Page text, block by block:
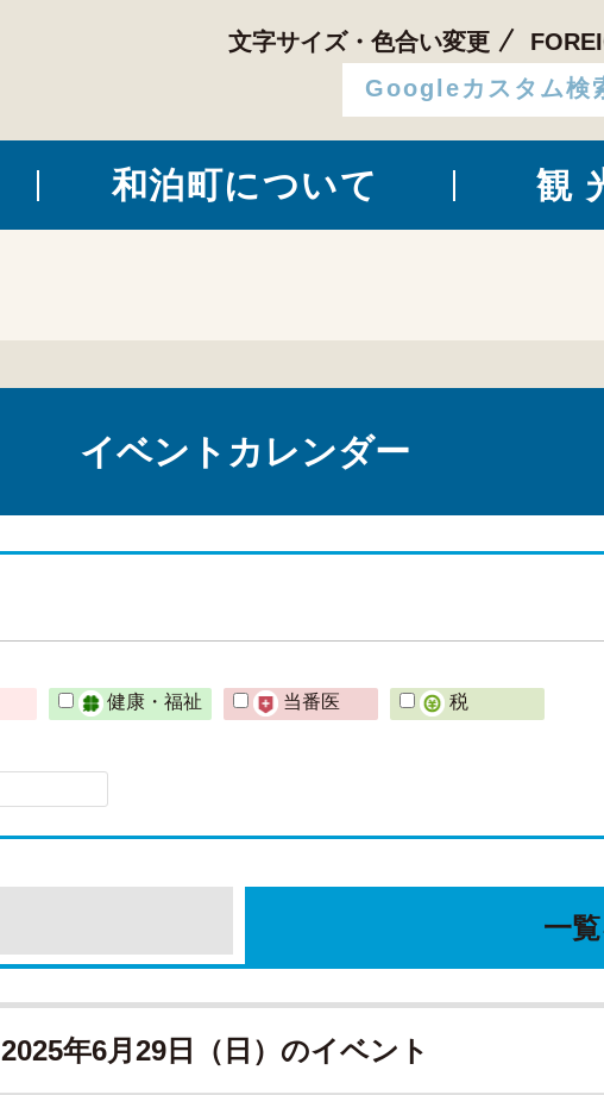
文字サイズ・色合い変更
和泊町について 観
イベントカレンダー
健康・福祉 当番医
税
一
2025年6月29日（日）のイベント